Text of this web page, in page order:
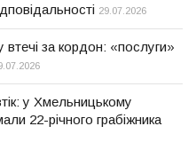
29.07.2026
за кордон: «послуги»
у Хмельницькому
22-річного грабіжника